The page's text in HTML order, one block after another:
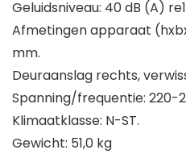
Geluidsniveau: 40 dB (A)
Afmetingen apparaat
mm.
Deuraanslag rechts,
Spanning/frequentie: 220-
Klimaatklasse: N-ST.
Gewicht: 51,0 kg